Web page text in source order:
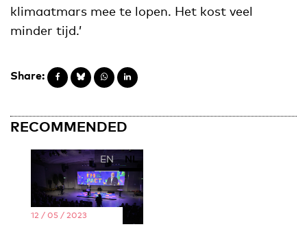
klimaatmars mee te lopen. Het kost veel
minder tijd.’
Share:
RECOMMENDED
EN NL
12 / 05 / 2023